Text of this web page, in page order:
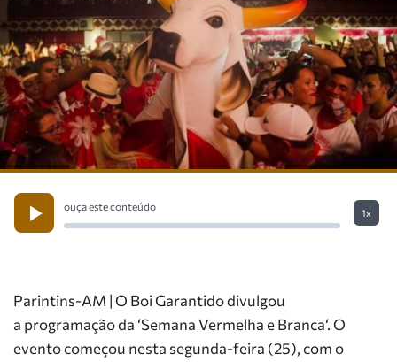
ouça este conteúdo
1x
Parintins-AM | O Boi Garantido divulgou
a programação da ‘Semana Vermelha e Branca‘. O
evento começou nesta segunda-feira (25), com o